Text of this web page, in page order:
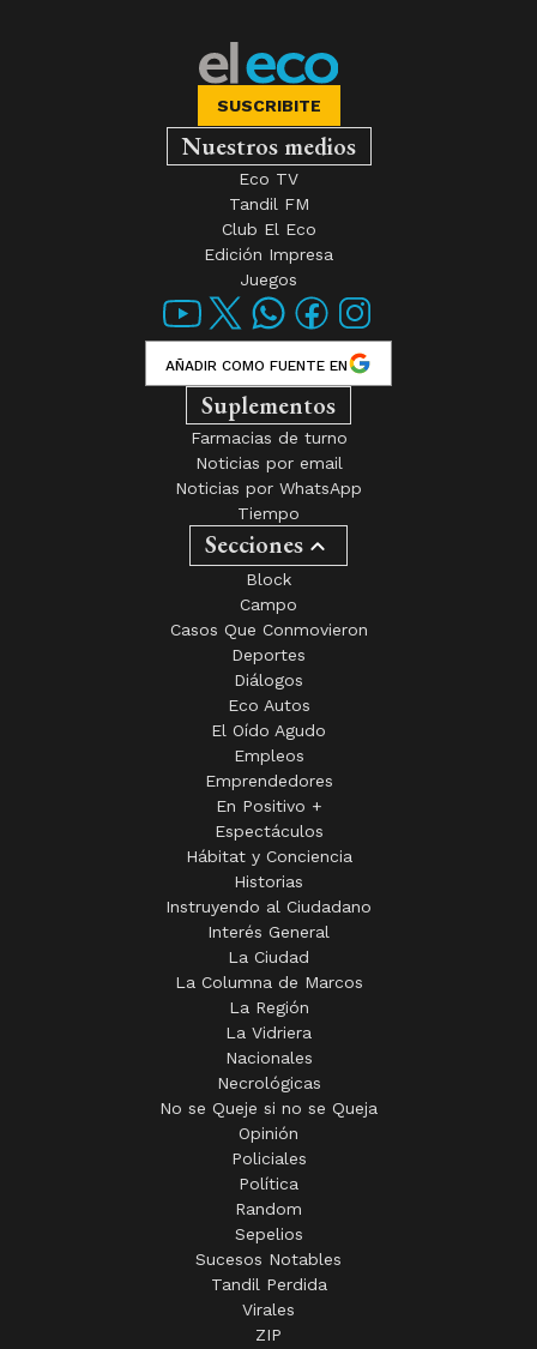
SUSCRIBITE
Nuestros medios
Eco TV
Tandil FM
Club El Eco
Edición Impresa
Juegos
AÑADIR COMO FUENTE EN
Suplementos
Farmacias de turno
Noticias por email
Noticias por WhatsApp
Tiempo
Secciones
Block
Campo
Casos Que Conmovieron
Deportes
Diálogos
Eco Autos
El Oído Agudo
Empleos
Emprendedores
En Positivo +
Espectáculos
Hábitat y Conciencia
Historias
Instruyendo al Ciudadano
Interés General
La Ciudad
La Columna de Marcos
La Región
La Vidriera
Nacionales
Necrológicas
No se Queje si no se Queja
Opinión
Policiales
Política
Random
Sepelios
Sucesos Notables
Tandil Perdida
Virales
ZIP